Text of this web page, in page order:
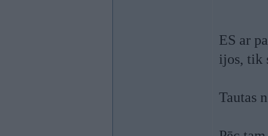
ES ar
ijos, tik
Tautas